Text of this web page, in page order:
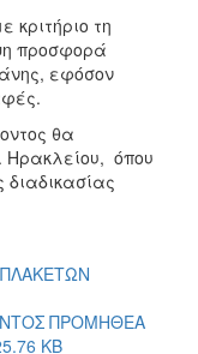
κριτήριο τη
προσφορά
εφόσον
θα
Ηρακλείου, όπου
διαδικασίας
ΠΡΟΜΗΘΕΑ
KB